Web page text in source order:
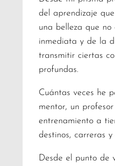
del aprendizaje
una belleza que no
inmediata y de la
transmitir ciertas
profundas.
Cuántas veces he
mentor, un
entrenamiento a
destinos, carreras y
Desde el punto de